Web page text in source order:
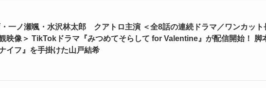
・一ノ瀬颯・水沢林太郎 クアトロ主演 ＜全8話の連続ドラマ／ワンカット
映像＞ TikTokドラマ『みつめてそらして for Valentine』が配信開始！ 脚
イフ』を手掛けた山戸結希